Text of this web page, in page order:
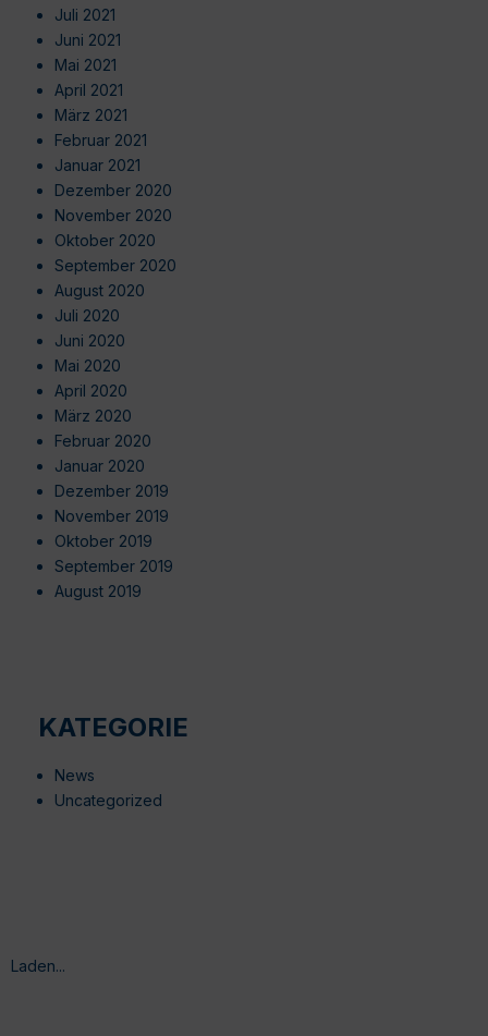
Juli 2021
Juni 2021
Mai 2021
April 2021
März 2021
Februar 2021
Januar 2021
Dezember 2020
November 2020
Oktober 2020
September 2020
August 2020
Juli 2020
Juni 2020
Mai 2020
April 2020
März 2020
Februar 2020
Januar 2020
Dezember 2019
November 2019
Oktober 2019
September 2019
August 2019
KATEGORIE
News
Uncategorized
Laden...